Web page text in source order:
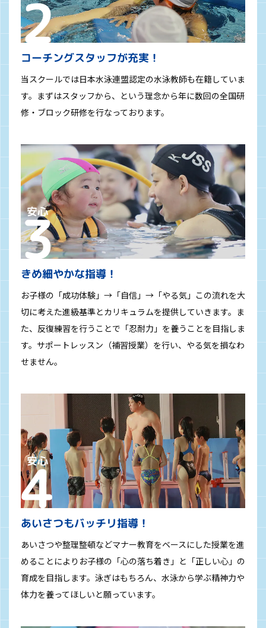
コーチングスタッフが充実！
当スクールでは日本水泳連盟認定の水泳教師も在籍していま
す。まずはスタッフから、という理念から年に数回の全国研
修・ブロック研修を行なっております。
きめ細やかな指導！
お子様の「成功体験」→「自信」→「やる気」この流れを大
切に考えた進級基準とカリキュラムを提供していきます。ま
た、反復練習を行うことで「忍耐力」を養うことを目指しま
す。サポートレッスン（補習授業）を行い、やる気を損なわ
せません。
あいさつもバッチリ指導！
あいさつや整理整頓などマナー教育をベースにした授業を進
めることによりお子様の「心の落ち着き」と「正しい心」の
育成を目指します。泳ぎはもちろん、水泳から学ぶ精神力や
体力を養ってほしいと願っています。